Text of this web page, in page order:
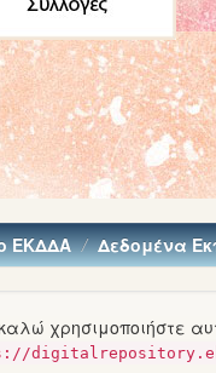
ΕΚΔΔΑ Δεδομένα
χρησιμοποιήστε